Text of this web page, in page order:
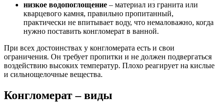
низкое водопоглощение – материал из гранита или
кварцевого камня, правильно пропитанный,
практически не впитывает воду, что немаловажно, когда
нужно поставить конгломерат в ванной.
При всех достоинствах у конгломерата есть и свои
ограничения. Он требует пропитки и не должен подвергаться
воздействию высоких температур. Плохо реагирует на кислые
и сильнощелочные вещества.
Конгломерат – виды